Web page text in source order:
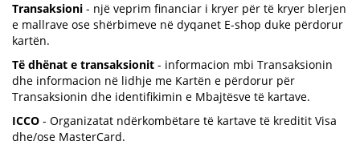
Transaksioni - një veprim financiar i kryer për të kryer blerjen
e mallrave ose shërbimeve në dyqanet E-shop duke përdorur
kartën.
Të dhënat e transaksionit - informacion mbi Transaksionin
dhe informacion në lidhje me Kartën e përdorur për
Transaksionin dhe identifikimin e Mbajtësve të kartave.
ICCO - Organizatat ndërkombëtare të kartave të kreditit Visa
dhe/ose MasterCard.